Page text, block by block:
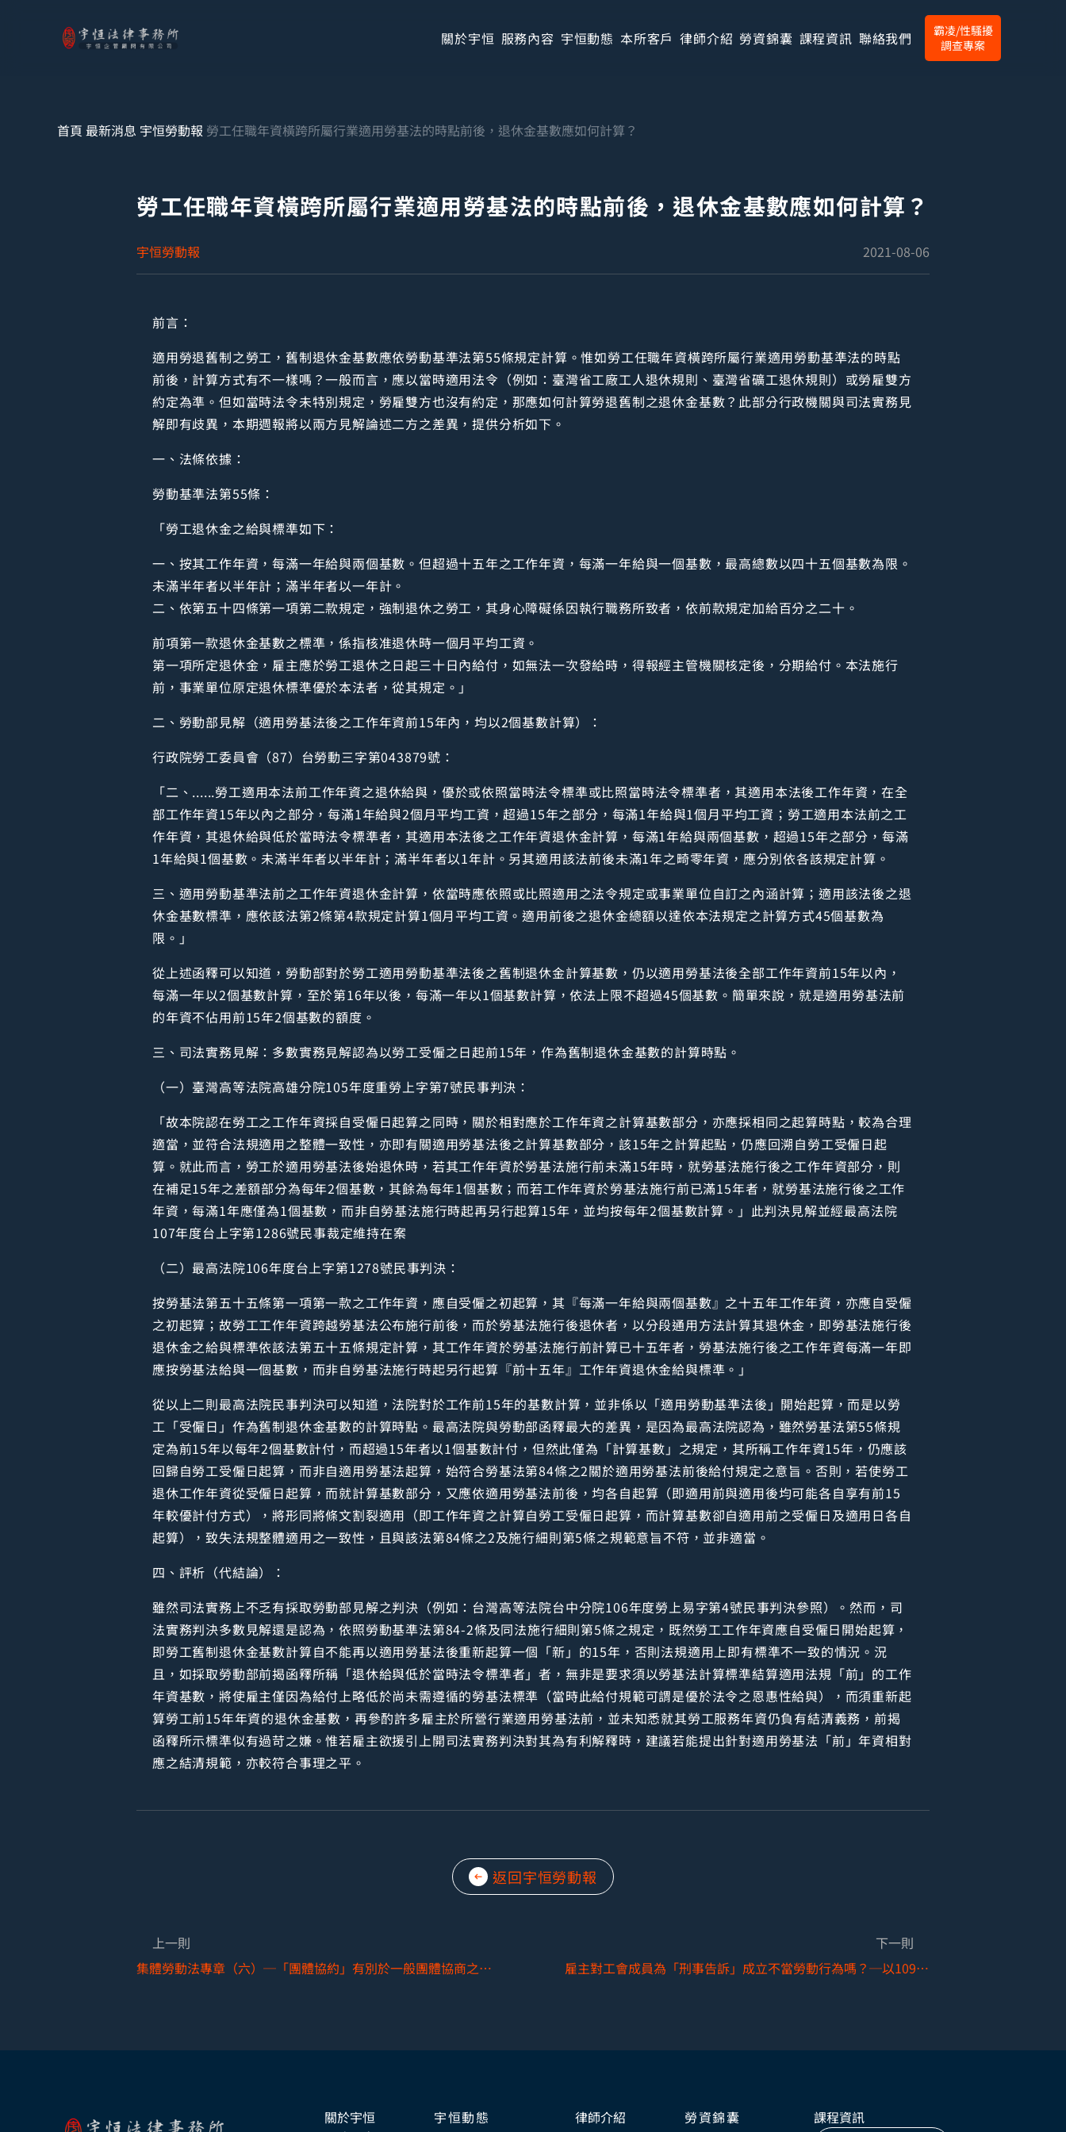
關於宇恒 服務內容 宇恒動態 本所客戶 律師介紹 勞資錦囊 課程資訊 聯絡我們
霸凌/性騷擾
調查專案
首頁 最新消息 宇恒勞動報 勞工任職年資橫跨所屬行業適用勞基法的時點前後，退休金基數應如何計算？
勞工任職年資橫跨所屬行業適用勞基法的時點前後，退休金基數應如何計算？
宇恒勞動報 2021-08-06
前言：
適用勞退舊制之勞工，舊制退休金基數應依勞動基準法第55條規定計算。惟如勞工任職年資橫跨所屬行業適用勞動基準法的時點
前後，計算方式有不一樣嗎？一般而言，應以當時適用法令（例如：臺灣省工廠工人退休規則、臺灣省礦工退休規則）或勞雇雙方
約定為準。但如當時法令未特別規定，勞雇雙方也沒有約定，那應如何計算勞退舊制之退休金基數？此部分行政機關與司法實務見
解即有歧異，本期週報將以兩方見解論述二方之差異，提供分析如下。
一、法條依據：
勞動基準法第55條：
「勞工退休金之給與標準如下：
一、按其工作年資，每滿一年給與兩個基數。但超過十五年之工作年資，每滿一年給與一個基數，最高總數以四十五個基數為限。
未滿半年者以半年計；滿半年者以一年計。
二、依第五十四條第一項第二款規定，強制退休之勞工，其身心障礙係因執行職務所致者，依前款規定加給百分之二十。
前項第一款退休金基數之標準，係指核准退休時一個月平均工資。
第一項所定退休金，雇主應於勞工退休之日起三十日內給付，如無法一次發給時，得報經主管機關核定後，分期給付。本法施行
前，事業單位原定退休標準優於本法者，從其規定。」
二、勞動部見解（適用勞基法後之工作年資前15年內，均以2個基數計算）：
行政院勞工委員會（87）台勞動三字第043879號：
「二、......勞工適用本法前工作年資之退休給與，優於或依照當時法令標準或比照當時法令標準者，其適用本法後工作年資，在全
部工作年資15年以內之部分，每滿1年給與2個月平均工資，超過15年之部分，每滿1年給與1個月平均工資；勞工適用本法前之工
作年資，其退休給與低於當時法令標準者，其適用本法後之工作年資退休金計算，每滿1年給與兩個基數，超過15年之部分，每滿
1年給與1個基數。未滿半年者以半年計；滿半年者以1年計。另其適用該法前後未滿1年之畸零年資，應分別依各該規定計算。
三、適用勞動基準法前之工作年資退休金計算，依當時應依照或比照適用之法令規定或事業單位自訂之內涵計算；適用該法後之退
休金基數標準，應依該法第2條第4款規定計算1個月平均工資。適用前後之退休金總額以達依本法規定之計算方式45個基數為
限。」
從上述函釋可以知道，勞動部對於勞工適用勞動基準法後之舊制退休金計算基數，仍以適用勞基法後全部工作年資前15年以內，
每滿一年以2個基數計算，至於第16年以後，每滿一年以1個基數計算，依法上限不超過45個基數。簡單來說，就是適用勞基法前
的年資不佔用前15年2個基數的額度。
三、司法實務見解：多數實務見解認為以勞工受僱之日起前15年，作為舊制退休金基數的計算時點。
（一）臺灣高等法院高雄分院105年度重勞上字第7號民事判決：
「故本院認在勞工之工作年資採自受僱日起算之同時，關於相對應於工作年資之計算基數部分，亦應採相同之起算時點，較為合理
適當，並符合法規適用之整體一致性，亦即有關適用勞基法後之計算基數部分，該15年之計算起點，仍應回溯自勞工受僱日起
算。就此而言，勞工於適用勞基法後始退休時，若其工作年資於勞基法施行前未滿15年時，就勞基法施行後之工作年資部分，則
在補足15年之差額部分為每年2個基數，其餘為每年1個基數；而若工作年資於勞基法施行前已滿15年者，就勞基法施行後之工作
年資，每滿1年應僅為1個基數，而非自勞基法施行時起再另行起算15年，並均按每年2個基數計算。」此判決見解並經最高法院
107年度台上字第1286號民事裁定維持在案
（二）最高法院106年度台上字第1278號民事判決：
按勞基法第五十五條第一項第一款之工作年資，應自受僱之初起算，其『每滿一年給與兩個基數』之十五年工作年資，亦應自受僱
之初起算；故勞工工作年資跨越勞基法公布施行前後，而於勞基法施行後退休者，以分段通用方法計算其退休金，即勞基法施行後
退休金之給與標準依該法第五十五條規定計算，其工作年資於勞基法施行前計算已十五年者，勞基法施行後之工作年資每滿一年即
應按勞基法給與一個基數，而非自勞基法施行時起另行起算『前十五年』工作年資退休金給與標準。」
從以上二則最高法院民事判決可以知道，法院對於工作前15年的基數計算，並非係以「適用勞動基準法後」開始起算，而是以勞
工「受僱日」作為舊制退休金基數的計算時點。最高法院與勞動部函釋最大的差異，是因為最高法院認為，雖然勞基法第55條規
定為前15年以每年2個基數計付，而超過15年者以1個基數計付，但然此僅為「計算基數」之規定，其所稱工作年資15年，仍應該
回歸自勞工受僱日起算，而非自適用勞基法起算，始符合勞基法第84條之2關於適用勞基法前後給付規定之意旨。否則，若使勞工
退休工作年資從受僱日起算，而就計算基數部分，又應依適用勞基法前後，均各自起算（即適用前與適用後均可能各自享有前15
年較優計付方式），將形同將條文割裂適用（即工作年資之計算自勞工受僱日起算，而計算基數卻自適用前之受僱日及適用日各自
起算），致失法規整體適用之一致性，且與該法第84條之2及施行細則第5條之規範意旨不符，並非適當。
四、評析（代結論）：
雖然司法實務上不乏有採取勞動部見解之判決（例如：台灣高等法院台中分院106年度勞上易字第4號民事判決參照）。然而，司
法實務判決多數見解還是認為，依照勞動基準法第84-2條及同法施行細則第5條之規定，既然勞工工作年資應自受僱日開始起算，
即勞工舊制退休金基數計算自不能再以適用勞基法後重新起算一個「新」的15年，否則法規適用上即有標準不一致的情況。況
且，如採取勞動部前揭函釋所稱「退休給與低於當時法令標準者」者，無非是要求須以勞基法計算標準結算適用法規「前」的工作
年資基數，將使雇主僅因為給付上略低於尚未需遵循的勞基法標準（當時此給付規範可謂是優於法令之恩惠性給與），而須重新起
算勞工前15年年資的退休金基數，再參酌許多雇主於所營行業適用勞基法前，並未知悉就其勞工服務年資仍負有結清義務，前揭
函釋所示標準似有過苛之嫌。惟若雇主欲援引上開司法實務判決對其為有利解釋時，建議若能提出針對適用勞基法「前」年資相對
應之結清規範，亦較符合事理之平。
返回宇恒勞動報
上一則
集體勞動法專章（六）─「團體協約」有別於一般團體協商之程序要件
下一則
雇主對工會成員為「刑事告訴」成立不當勞動行為嗎？─以109年最高行政法院判決標準觀察
關於宇恒
宇恒動態 律師介紹 勞資錦囊 課程資訊